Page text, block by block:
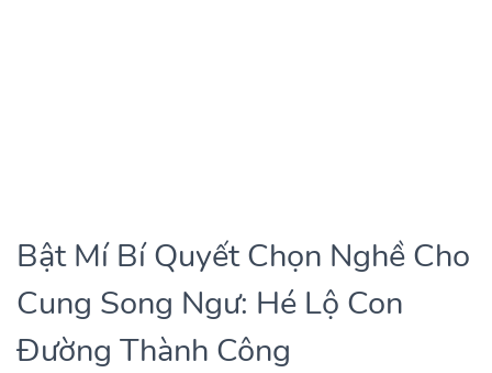
Bật Mí Bí Quyết Chọn Nghề Cho
Cung Song Ngư: Hé Lộ Con
Đường Thành Công